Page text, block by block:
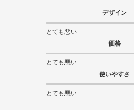
デザイン
とても悪い
価格
とても悪い
使いやすさ
とても悪い